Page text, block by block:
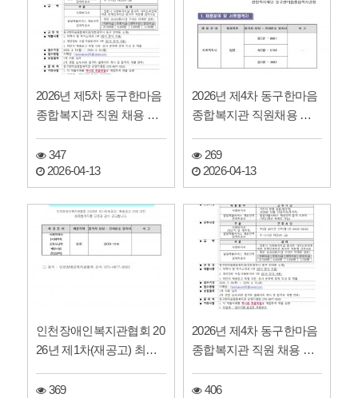
2026년 제5차 동구한마음
종합복지관 직원 채용 공
347
2026-04-13
2026년 제4차 동구한마음
종합복지관 직원채용 서
269
2026-04-13
인천장애인복지관협회 20
26년 제1차(재공고) 최종
369
2026년 제4차 동구한마음
종합복지관 직원 채용 공
406